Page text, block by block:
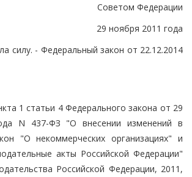
Советом Федерации
29 ноября 2011 года
силу. - Федеральный закон от 22.12.2014
1 статьи 4 Федерального закона от 29
N 437-ФЗ "О внесении изменений в
"О некоммерческих организациях" и
акты Российской Федерации"
Российской Федерации, 2011,